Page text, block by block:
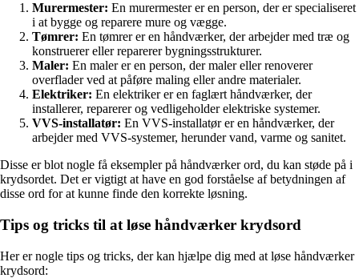
Murermester: En murermester er en person, der er specialiseret
i at bygge og reparere mure og vægge.
Tømrer: En tømrer er en håndværker, der arbejder med træ og
konstruerer eller reparerer bygningsstrukturer.
Maler: En maler er en person, der maler eller renoverer
overflader ved at påføre maling eller andre materialer.
Elektriker: En elektriker er en faglært håndværker, der
installerer, reparerer og vedligeholder elektriske systemer.
VVS-installatør: En VVS-installatør er en håndværker, der
arbejder med VVS-systemer, herunder vand, varme og sanitet.
Disse er blot nogle få eksempler på håndværker ord, du kan støde på i
krydsordet. Det er vigtigt at have en god forståelse af betydningen af
disse ord for at kunne finde den korrekte løsning.
Tips og tricks til at løse håndværker krydsord
Her er nogle tips og tricks, der kan hjælpe dig med at løse håndværker
krydsord: